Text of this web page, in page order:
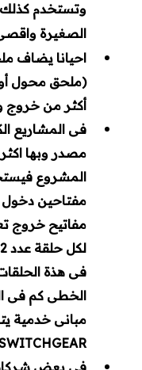
وتستخدم كذلك
الصغيرة واقصى امبير
احيانا يضاف
(ملحق محول
أكثر من خروج
فى المشاريع
مصدر وبها
مفتاحين دخول
مفاتيح خروج
الخطى كم فى
مبانى خدمية